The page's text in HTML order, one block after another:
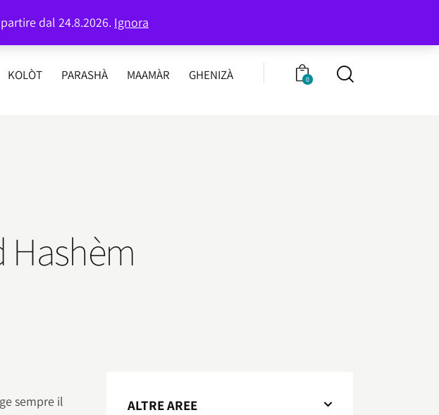
Login or Register
KOLÒT PARASHÀ MAAMÀR GHENIZÀ 0
Hashèm
sempre il
ALTRE AREE
dal 24.8.2026. Ignora